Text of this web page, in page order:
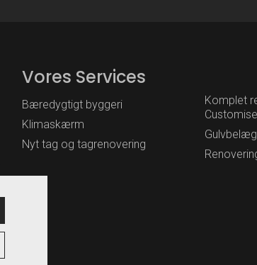
Vores Services
Bæredygtigt byggeri
Klimaskærm
Nyt tag og tagrenovering
Komplet